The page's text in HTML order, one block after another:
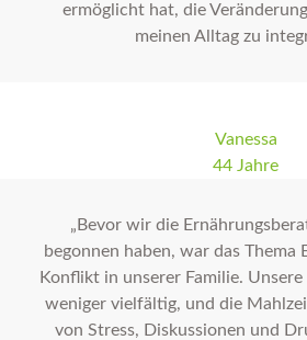
ermöglicht hat, die
meinen Alltag zu
Vanessa
44 Jahre
„Bevor wir die
begonnen haben, war das Thema
Konflikt in unserer Familie.
weniger vielfältig, und die
von Stress, Diskussionen und